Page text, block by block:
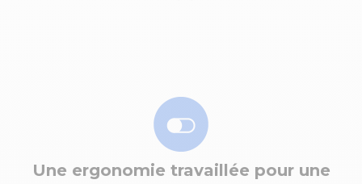
Une ergonomie travaillée pour une